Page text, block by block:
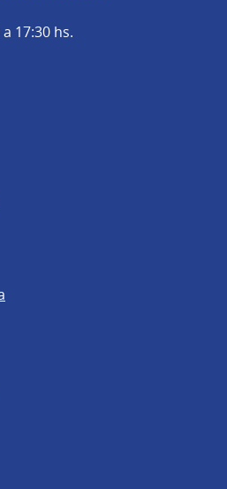
17:30 hs.
Ciudadana Digital en X
Ciudadana Digital en Facebook
Ciudadana Digital en